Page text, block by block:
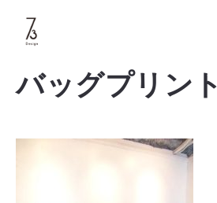
バッグプリント